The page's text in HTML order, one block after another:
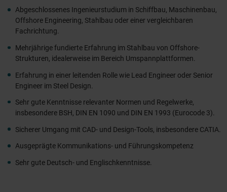
Abgeschlossenes Ingenieurstudium in Schiffbau, Maschinenbau,
Offshore Engineering, Stahlbau oder einer vergleichbaren
Fachrichtung.
Mehrjährige fundierte Erfahrung im Stahlbau von Offshore-
Strukturen, idealerweise im Bereich Umspannplattformen.
Erfahrung in einer leitenden Rolle wie Lead Engineer oder Senior
Engineer im Steel Design.
Sehr gute Kenntnisse relevanter Normen und Regelwerke,
insbesondere BSH, DIN EN 1090 und DIN EN 1993 (Eurocode 3).
Sicherer Umgang mit CAD- und Design-Tools, insbesondere CATIA.
Ausgeprägte Kommunikations- und Führungskompetenz
Sehr gute Deutsch- und Englischkenntnisse.